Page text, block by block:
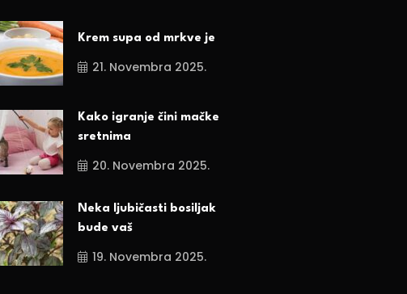
Krem supa od mrkve je
21. Novembra 2025.
Kako igranje čini mačke
sretnima
20. Novembra 2025.
Neka ljubičasti bosiljak
bude vaš
19. Novembra 2025.